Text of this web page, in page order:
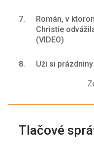
7.
Román, v
Christie
(VIDEO)
8. Uži si
Tlačové